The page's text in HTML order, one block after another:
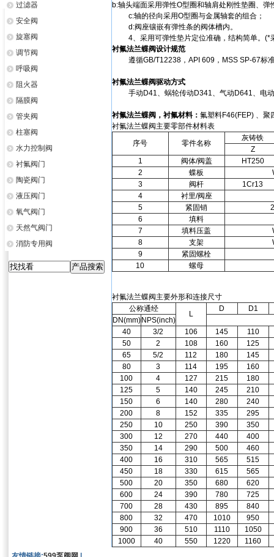
过滤器
安全阀
旋塞阀
调节阀
呼吸阀
阻火器
隔膜阀
管夹阀
柱塞阀
水力控制阀
衬氟阀门
陶瓷阀门
液压阀门
氧气阀门
天然气阀门
消防专用阀
b:轴头端面采用弹性O型圈和轴肩处刚性垫圈、弹
c:轴的径向采用O型圈与金属轴套的组合；
d:阀座镶嵌有弹性条的阀体槽内。
4、采用可弹性垫片定位准确，结构简单。(*
衬氟法兰蝶阀设计规范
遵循GB/T12238，API 609，MSS SP-67标
衬氟法兰蝶阀驱动方式
手动D41、蜗轮传动D341、气动D641、电
衬氟法兰蝶阀，衬氟材料： 氟塑料F46(FEP) 、聚
衬氟法兰蝶阀主要零部件材料表
序号
零件名称
灰铸铁
Z
1
阀体/阀盖
HT250
2
蝶板
3
阀杆
1Cr13
4
衬里/阀座
5
紧固销
6
填料
7
填料压盖
8
支架
9
紧固螺栓
10
螺母
衬氟法兰蝶阀主要外形和连接尺寸
公称通经
L
D
D1
DN(mm) NPS(inch)
40
3/2 106 145
110
50
2 108 160
125
65
5/2 112 180
145
80
3 114 195
160
100
4 127 215
180
125
5 140 245
210
150
6 140 280
240
200
8 152 335
295
250
10 250 390
350
300
12 270 440
400
350
14 290 500
460
400
16 310 565
515
450
18 330 615
565
500
20 350 680
620
600
24 390 780
725
700
28 430 895
840
800
32 470 1010
950
900
36 510 1110
1050
1000
40 550 1220
1160